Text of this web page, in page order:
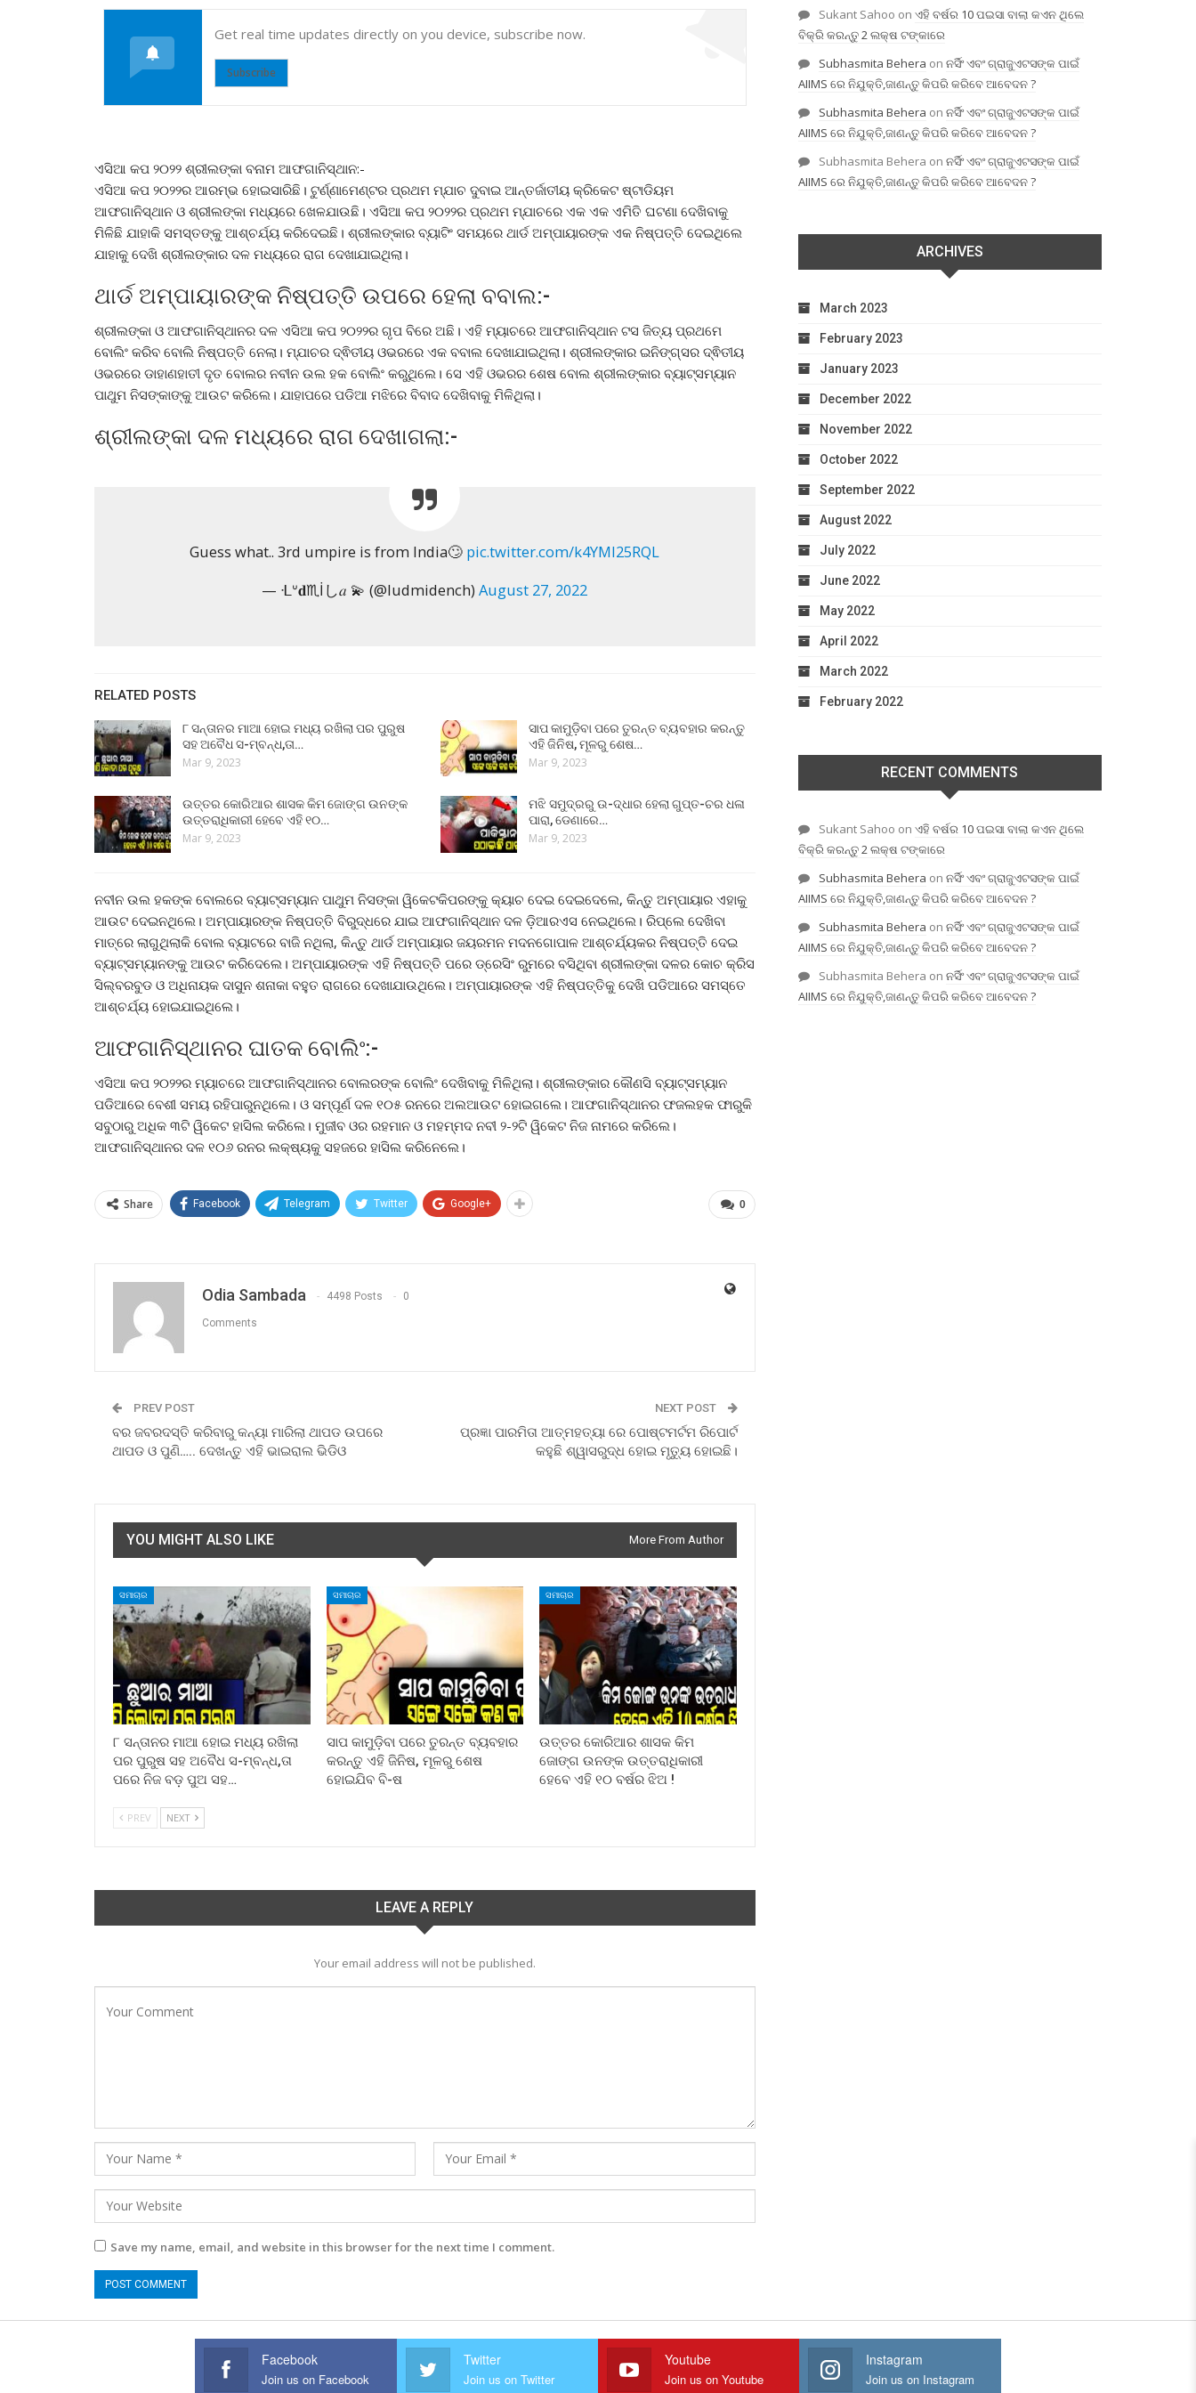
Get real time updates directly on you device, subscribe now.
Subscribe
ଏସିଆ କପ ୨୦୨୨ ଶ୍ରୀଲଙ୍କା ବନାମ ଆଫଗାନିସ୍ଥାନ:-
ଏସିଆ କପ ୨୦୨୨ର ଆରମ୍ଭ ହୋଇସାରିଛି। ଟୁର୍ଣ୍ଣାମେଣ୍ଟର ପ୍ରଥମ ମ୍ଯାଚ ଦୁବାଇ ଆନ୍ତର୍ଜାତୀୟ କ୍ରିକେଟ ଷ୍ଟାଡିୟମ
ଆଫଗାନିସ୍ଥାନ ଓ ଶ୍ରୀଲଙ୍କା ମଧ୍ୟରେ ଖେଳଯାଉଛି। ଏସିଆ କପ ୨୦୨୨ର ପ୍ରଥମ ମ୍ଯାଚରେ ଏକ ଏକ ଏମିତି ଘଟଣା ଦେଖିବାକୁ
ମିଳିଛି ଯାହାକି ସମସ୍ତଙ୍କୁ ଆଶ୍ଚର୍ଯ୍ୟ କରିଦେଇଛି। ଶ୍ରୀଲଙ୍କାର ବ୍ୟାଟିଂ ସମୟରେ ଥାର୍ଡ ଅମ୍ପାୟାରଙ୍କ ଏକ ନିଷ୍ପତ୍ତି ଦେଇଥିଲେ
ଯାହାକୁ ଦେଖି ଶ୍ରୀଲଙ୍କାର ଦଳ ମଧ୍ୟରେ ରାଗ ଦେଖାଯାଇଥିଲା।
ଥାର୍ଡ ଅମ୍ପାୟାରଙ୍କ ନିଷ୍ପତ୍ତି ଉପରେ ହେଲା ବବାଲ:-
ଶ୍ରୀଲଙ୍କା ଓ ଆଫଗାନିସ୍ଥାନର ଦଳ ଏସିଆ କପ ୨୦୨୨ର ଗୃପ ବିରେ ଅଛି। ଏହି ମ୍ୟାଚରେ ଆଫଗାନିସ୍ଥାନ ଟସ ଜିତ୍ୟ ପ୍ରଥମେ
ବୋଲିଂ କରିବ ବୋଲି ନିଷ୍ପତ୍ତି ନେଲା। ମ୍ଯାଚର ଦ୍ଵିତୀୟ ଓଭରରେ ଏକ ବବାଲ ଦେଖାଯାଇଥିଲା। ଶ୍ରୀଲଙ୍କାର ଇନିଙ୍ଗ୍ସର ଦ୍ଵିତୀୟ
ଓଭରରେ ଡାହାଣହାତୀ ଦୃତ ବୋଲର ନବୀନ ଉଲ ହକ ବୋଲିଂ କରୁଥିଲେ। ସେ ଏହି ଓଭରର ଶେଷ ବୋଲ ଶ୍ରୀଲଙ୍କାର ବ୍ୟାଟ୍ସମ୍ୟାନ
ପାଥୁମ ନିସଙ୍କାଙ୍କୁ ଆଉଟ କରିଲେ। ଯାହାପରେ ପଡିଆ ମଝିରେ ବିବାଦ ଦେଖିବାକୁ ମିଳିଥିଲା।
ଶ୍ରୀଲଙ୍କା ଦଳ ମଧ୍ୟରେ ରାଗ ଦେଖାଗଲା:-
Guess what.. 3rd umpire is from India🙄 pic.twitter.com/k4YMl25RQL
— ᒶᐡ𝐝♏İし𝑎 💫 (@ludmidench)August 27, 2022
RELATED POSTS
୮ ସନ୍ତାନର ମାଆ ହୋଇ ମଧ୍ୟ ରଖିଲା ପର ପୁରୁଷ
ସହ ଅବୈଧ ସ-ମ୍ବନ୍ଧ,ତା…
Mar 9, 2023
ସାପ କାମୁଡ଼ିବା ପରେ ତୁରନ୍ତ ବ୍ୟବହାର କରନ୍ତୁ
ଏହି ଜିନିଷ, ମୂଳରୁ ଶେଷ…
Mar 9, 2023
ଉତ୍ତର କୋରିଆର ଶାସକ କିମ ଜୋଙ୍ଗ ଉନଙ୍କ
ଉତ୍ତରାଧିକାରୀ ହେବେ ଏହି ୧୦…
Mar 9, 2023
ମଝି ସମୁଦ୍ରରୁ ଉ-ଦ୍ଧାର ହେଲା ଗୁପ୍ତ-ଚର ଧଳା
ପାରା, ଡେଣାରେ…
Mar 9, 2023
ନବୀନ ଉଲ ହକଙ୍କ ବୋଲରେ ବ୍ୟାଟ୍ସମ୍ୟାନ ପାଥୁମ ନିସଙ୍କା ୱିକେଟକିପରଙ୍କୁ କ୍ୟାଚ ଦେଇ ଦେଇଦେଲେ, କିନ୍ତୁ ଅମ୍ପାୟାର ଏହାକୁ
ଆଉଟ ଦେଇନଥିଲେ। ଅମ୍ପାୟାରଙ୍କ ନିଷ୍ପତ୍ତି ବିରୁଦ୍ଧରେ ଯାଇ ଆଫଗାନିସ୍ଥାନ ଦଳ ଡ଼ିଆରଏସ ନେଇଥିଲେ। ରିପ୍ଲେ ଦେଖିବା
ମାତ୍ରେ ଲାଗୁଥିଲାକି ବୋଲ ବ୍ୟାଟରେ ବାଜି ନଥିଲା, କିନ୍ତୁ ଥାର୍ଡ ଅମ୍ପାୟାର ଜୟରମନ ମଦନଗୋପାଳ ଆଶ୍ଚର୍ଯ୍ୟକର ନିଷ୍ପତ୍ତି ଦେଇ
ବ୍ୟାଟ୍ସମ୍ୟାନଙ୍କୁ ଆଉଟ କରିଦେଲେ। ଅମ୍ପାୟାରଙ୍କ ଏହି ନିଷ୍ପତ୍ତି ପରେ ଡ୍ରେସିଂ ରୁମରେ ବସିଥିବା ଶ୍ରୀଲଙ୍କା ଦଳର କୋଚ କ୍ରିସ
ସିଲ୍ବରବୁଡ ଓ ଅଧିନାୟକ ଦାସୁନ ଶନାକା ବହୁତ ରାଗରେ ଦେଖାଯାଉଥିଲେ। ଅମ୍ପାୟାରଙ୍କ ଏହି ନିଷ୍ପତ୍ତିକୁ ଦେଖି ପଡିଆରେ ସମସ୍ତେ
ଆଶ୍ଚର୍ଯ୍ୟ ହୋଇଯାଇଥିଲେ।
ଆଫଗାନିସ୍ଥାନର ଘାତକ ବୋଲିଂ:-
ଏସିଆ କପ ୨୦୨୨ର ମ୍ୟାଚରେ ଆଫଗାନିସ୍ଥାନର ବୋଲରଙ୍କ ବୋଲିଂ ଦେଖିବାକୁ ମିଳିଥିଲା। ଶ୍ରୀଲଙ୍କାର କୌଣସି ବ୍ୟାଟ୍ସମ୍ୟାନ
ପଡିଆରେ ବେଶୀ ସମୟ ରହିପାରୁନଥିଲେ। ଓ ସମ୍ପୂର୍ଣ ଦଳ ୧୦୫ ରନରେ ଅଲଆଉଟ ହୋଇଗଲେ। ଆଫଗାନିସ୍ଥାନର ଫଜଲହକ ଫାରୁକି
ସବୁଠାରୁ ଅଧିକ ୩ଟି ୱିକେଟ ହାସିଲ କରିଲେ। ମୁଜୀବ ଓର ରହମାନ ଓ ମହମ୍ମଦ ନବୀ ୨-୨ଟି ୱିକେଟ ନିଜ ନାମରେ କରିଲେ।
ଆଫଗାନିସ୍ଥାନର ଦଳ ୧୦୬ ରନର ଲକ୍ଷ୍ୟକୁ ସହଜରେ ହାସିଲ କରିନେଲେ।
0
Share Facebook Telegram Twitter Google+
Odia Sambada 4498 Posts 0
Comments
PREV POST
ବର ଜବରଦସ୍ତି କରିବାରୁ କନ୍ୟା ମାରିଲା ଥାପଡ ଉପରେ
ଥାପଡ ଓ‌ ପୁଣି….. ଦେଖନ୍ତୁ ଏହି ଭାଇରାଲ ଭିଡିଓ
NEXT POST
ପ୍ରଜ୍ଞା ପାରମିତା ଆତ୍ମହତ୍ୟା ରେ ପୋଷ୍ଟମର୍ଟମ ରିପୋର୍ଟ
କହୁଛି ଶ୍ୱାସରୁଦ୍ଧ ହୋଇ ମୃତ୍ୟୁ ହୋଇଛି।
YOU MIGHT ALSO LIKE More From Author
ସମାଚାର
୮ ସନ୍ତାନର ମାଆ ହୋଇ ମଧ୍ୟ ରଖିଲା
ପର ପୁରୁଷ ସହ ଅବୈଧ ସ-ମ୍ବନ୍ଧ,ତା
ପରେ ନିଜ ବଡ଼ ପୁଅ ସହ…
ସମାଚାର
ସାପ କାମୁଡ଼ିବା ପରେ ତୁରନ୍ତ ବ୍ୟବହାର
କରନ୍ତୁ ଏହି ଜିନିଷ, ମୂଳରୁ ଶେଷ
ହୋଇଯିବ ବି-ଷ
ସମାଚାର
ଉତ୍ତର କୋରିଆର ଶାସକ କିମ
ଜୋଙ୍ଗ ଉନଙ୍କ ଉତ୍ତରାଧିକାରୀ
ହେବେ ଏହି ୧୦ ବର୍ଷର ଝିଅ !
PREV NEXT
LEAVE A REPLY
Your email address will not be published.
Save my name, email, and website in this browser for the next time I comment.
Sukant Sahoo on ଏହି ବର୍ଷର 10 ପଇସା ବାଲା କଏନ ଥିଲେ
ବିକ୍ରି କରନ୍ତୁ 2 ଲକ୍ଷ ଟଙ୍କାରେ
Subhasmita Behera on ନର୍ସିଂ ଏବଂ ଗ୍ରାଜୁଏଟସଙ୍କ ପାଇଁ
AIIMS ରେ ନିଯୁକ୍ତି,ଜାଣନ୍ତୁ କିପରି କରିବେ ଆବେଦନ ?
Subhasmita Behera on ନର୍ସିଂ ଏବଂ ଗ୍ରାଜୁଏଟସଙ୍କ ପାଇଁ
AIIMS ରେ ନିଯୁକ୍ତି,ଜାଣନ୍ତୁ କିପରି କରିବେ ଆବେଦନ ?
Subhasmita Behera on ନର୍ସିଂ ଏବଂ ଗ୍ରାଜୁଏଟସଙ୍କ ପାଇଁ
AIIMS ରେ ନିଯୁକ୍ତି,ଜାଣନ୍ତୁ କିପରି କରିବେ ଆବେଦନ ?
ARCHIVES
March 2023
February 2023
January 2023
December 2022
November 2022
October 2022
September 2022
August 2022
July 2022
June 2022
May 2022
April 2022
March 2022
February 2022
RECENT COMMENTS
Sukant Sahoo on ଏହି ବର୍ଷର 10 ପଇସା ବାଲା କଏନ ଥିଲେ
ବିକ୍ରି କରନ୍ତୁ 2 ଲକ୍ଷ ଟଙ୍କାରେ
Subhasmita Behera on ନର୍ସିଂ ଏବଂ ଗ୍ରାଜୁଏଟସଙ୍କ ପାଇଁ
AIIMS ରେ ନିଯୁକ୍ତି,ଜାଣନ୍ତୁ କିପରି କରିବେ ଆବେଦନ ?
Subhasmita Behera on ନର୍ସିଂ ଏବଂ ଗ୍ରାଜୁଏଟସଙ୍କ ପାଇଁ
AIIMS ରେ ନିଯୁକ୍ତି,ଜାଣନ୍ତୁ କିପରି କରିବେ ଆବେଦନ ?
Subhasmita Behera on ନର୍ସିଂ ଏବଂ ଗ୍ରାଜୁଏଟସଙ୍କ ପାଇଁ
AIIMS ରେ ନିଯୁକ୍ତି,ଜାଣନ୍ତୁ କିପରି କରିବେ ଆବେଦନ ?
Facebook
Join us on Facebook
Twitter
Join us on Twitter
Youtube
Join us on Youtube
Instagram
Join us on Instagram